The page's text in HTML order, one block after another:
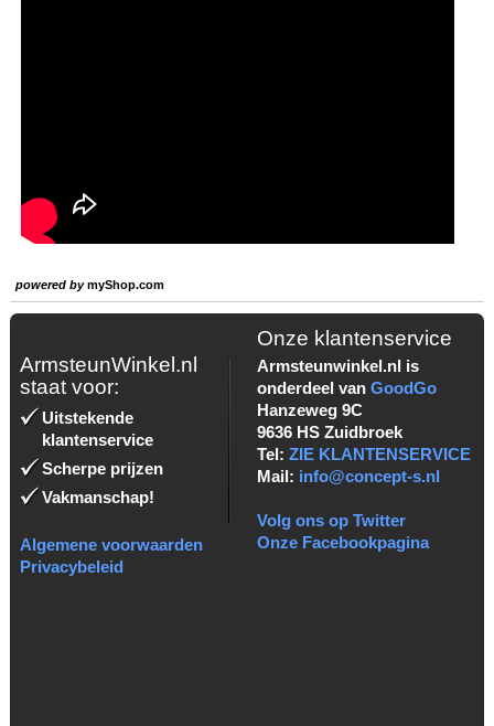
powered bymyShop.com
ArmsteunWinkel.nl
staat voor:
Uitstekende
klantenservice
Scherpe prijzen
Vakmanschap!
Algemene voorwaarden
Privacybeleid
Onze klantenservice
Armsteunwinkel.nl is
onderdeel van GoodGo
Hanzeweg 9C
9636 HS Zuidbroek
Tel: ZIE KLANTENSERVICE
Mail: info@concept-s.nl
Volg ons op Twitter
Onze Facebookpagina